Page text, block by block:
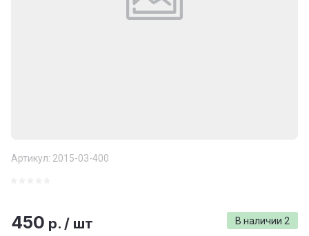
Артикул: 2015-03-400
В наличии 2
450 р. / шт